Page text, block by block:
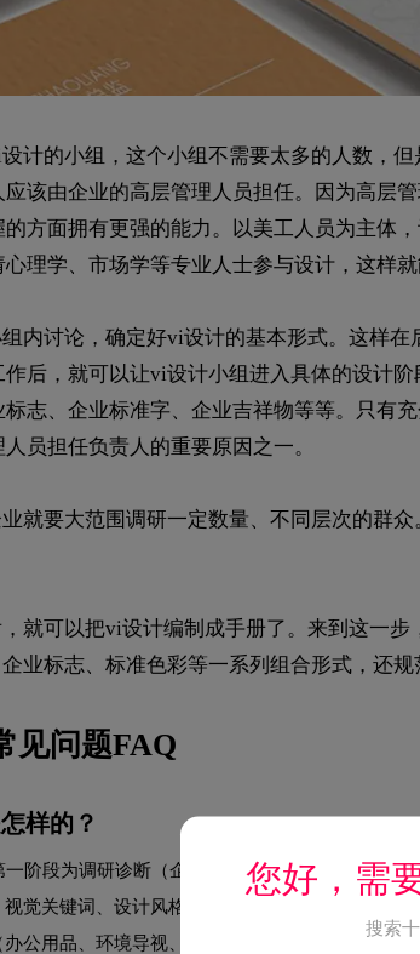
计的小组，这个小组不需要太多的人数，
该由企业的高层管理人员担任。因为高层
方面拥有更强的能力。以美工人员为主体
理学、市场学等专业人士参与设计，这样就
内讨论，确定好vi设计的基本形式。这样在
后，就可以让vi设计小组进入具体的设计
志、企业标准字、企业吉祥物等等。只有
员担任负责人的重要原因之一。
就要大范围调研一定数量、不同层次的群
就可以把vi设计编制成手册了。来到这一步
业标志、标准色彩等一系列组合形式，还规
见问题FAQ
样的？
阶段为调研诊断（企业访谈、行业分析、竞品研
觉关键词、设计风格）；第三阶段为基础系统设
公用品、环境导视、包装、广告等实际应用场景
您好，需
搜索